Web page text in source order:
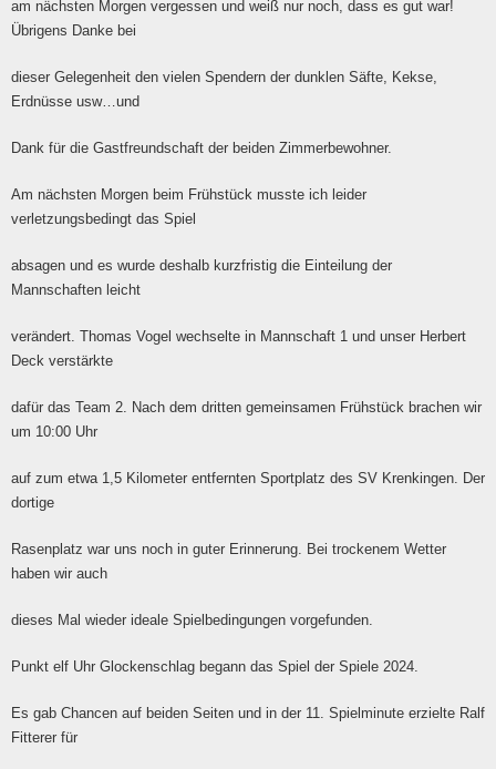
am nächsten Morgen vergessen und weiß nur noch, dass es gut war!
Übrigens Danke bei
dieser Gelegenheit den vielen Spendern der dunklen Säfte, Kekse,
Erdnüsse usw…und
Dank für die Gastfreundschaft der beiden Zimmerbewohner.
Am nächsten Morgen beim Frühstück musste ich leider
verletzungsbedingt das Spiel
absagen und es wurde deshalb kurzfristig die Einteilung der
Mannschaften leicht
verändert. Thomas Vogel wechselte in Mannschaft 1 und unser Herbert
Deck verstärkte
dafür das Team 2. Nach dem dritten gemeinsamen Frühstück brachen wir
um 10:00 Uhr
auf zum etwa 1,5 Kilometer entfernten Sportplatz des SV Krenkingen. Der
dortige
Rasenplatz war uns noch in guter Erinnerung. Bei trockenem Wetter
haben wir auch
dieses Mal wieder ideale Spielbedingungen vorgefunden.
Punkt elf Uhr Glockenschlag begann das Spiel der Spiele 2024.
Es gab Chancen auf beiden Seiten und in der 11. Spielminute erzielte Ralf
Fitterer für